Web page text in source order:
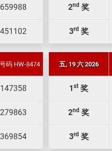
659988
451102
2nd 奖
3rd 奖
码 HW-8474
147358
279863
369854
五, 19 六 2026
1 st 奖
2nd 奖
3rd 奖